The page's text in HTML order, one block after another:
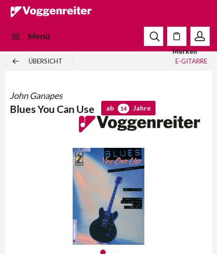
Menü
Merken
ÜBERSICHT E-GITARRE
John Ganapes
Blues You Can Use ab 14 Jahre